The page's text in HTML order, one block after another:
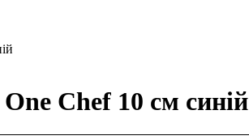
Chef 10 см синій